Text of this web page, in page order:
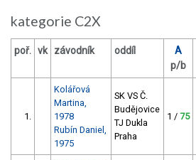
kategorie C2X
poř. vk závodník oddíl
A
p/b
1.
Kolářová
Martina,
1978
Rubín Daniel,
1975
SK VS Č.
Budějovice
TJ Dukla
Praha
1 / 75